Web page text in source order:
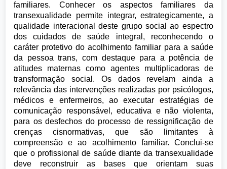
familiares. Conhecer os aspectos familiares da
transexualidade permite integrar, estrategicamente, a
qualidade interacional deste grupo social ao espectro
dos cuidados de saúde integral, reconhecendo o
caráter protetivo do acolhimento familiar para a saúde
da pessoa trans, com destaque para a potência de
atitudes maternas como agentes multiplicadoras de
transformação social. Os dados revelam ainda a
relevância das intervenções realizadas por psicólogos,
médicos e enfermeiros, ao executar estratégias de
comunicação responsável, educativa e não violenta,
para os desfechos do processo de ressignificação de
crenças cisnormativas, que são limitantes à
compreensão e ao acolhimento familiar. Conclui-se
que o profissional de saúde diante da transexualidade
deve reconstruir as bases que orientam suas